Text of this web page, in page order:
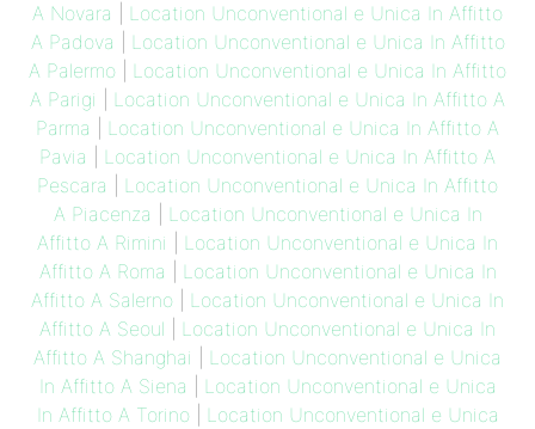
A Novara
Location Unconventional e Unica In Affitto
A Padova
Location Unconventional e Unica In Affitto
A Palermo
Location Unconventional e Unica In Affitto
A Parigi
Location Unconventional e Unica In Affitto A
Parma
Location Unconventional e Unica In Affitto A
Pavia
Location Unconventional e Unica In Affitto A
Pescara
Location Unconventional e Unica In Affitto
A Piacenza
Location Unconventional e Unica In
Affitto A Rimini
Location Unconventional e Unica In
Affitto A Roma
Location Unconventional e Unica In
Affitto A Salerno
Location Unconventional e Unica In
Affitto A Seoul
Location Unconventional e Unica In
Affitto A Shanghai
Location Unconventional e Unica
In Affitto A Siena
Location Unconventional e Unica
In Affitto A Torino| Location Unconventional e Unica